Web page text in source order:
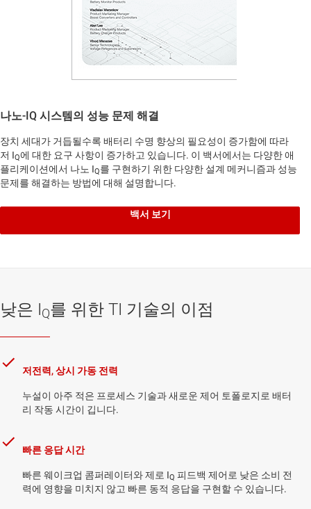
나노-IQ 시스템의 성능 문제 해결
장치 세대가 거듭될수록 배터리 수명 향상의 필요성이 증가함에 따라
저 IQ에 대한 요구 사항이 증가하고 있습니다. 이 백서에서는 다양한 애
플리케이션에서 나노 IQ를 구현하기 위한 다양한 설계 메커니즘과 성능
문제를 해결하는 방법에 대해 설명합니다.
백서 보기
낮은 IQ를 위한 TI 기술의 이점
저전력, 상시 가동 전력
누설이 아주 적은 프로세스 기술과 새로운 제어 토폴로지로 배터
리 작동 시간이 깁니다.
빠른 응답 시간
빠른 웨이크업 콤퍼레이터와 제로 IQ 피드백 제어로 낮은 소비 전
력에 영향을 미치지 않고 빠른 동적 응답을 구현할 수 있습니다.